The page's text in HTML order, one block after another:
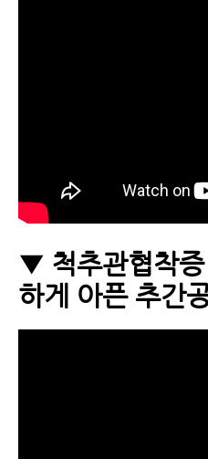
▼ 척추관협착
하게 아픈 추간